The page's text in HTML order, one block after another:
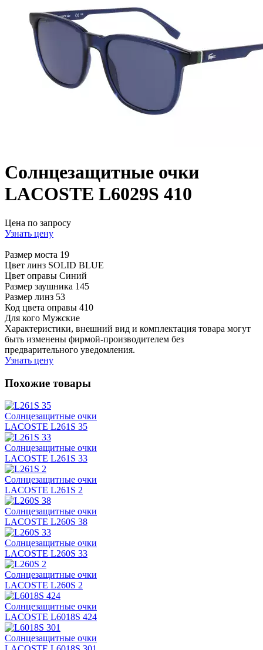
Солнцезащитные очки
LACOSTE L6029S 410
Цена по запросу
Узнать цену
Размер моста 19
Цвет линз SOLID BLUE
Цвет оправы Синий
Размер заушника 145
Размер линз 53
Код цвета оправы 410
Для кого Мужские
Характеристики, внешний вид и комплектация товара могут
быть изменены фирмой-производителем без
предварительного уведомления.
Узнать цену
Похожие товары
Солнцезащитные очки
LACOSTE L261S 35
Солнцезащитные очки
LACOSTE L261S 33
Солнцезащитные очки
LACOSTE L261S 2
Солнцезащитные очки
LACOSTE L260S 38
Солнцезащитные очки
LACOSTE L260S 33
Солнцезащитные очки
LACOSTE L260S 2
Солнцезащитные очки
LACOSTE L6018S 424
Солнцезащитные очки